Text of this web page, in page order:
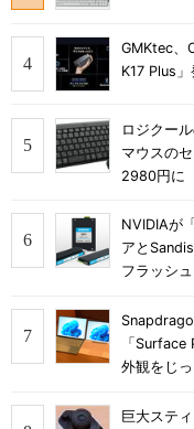
GMKtec、
K17 Plus
ロジクー
マウスの
2980円に
NVIDIAが
アと
フラッシ
「
外観をじ
巨大ステ